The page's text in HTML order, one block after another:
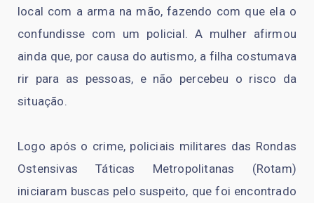
local com a arma na mão, fazendo com que ela o
confundisse com um policial. A mulher afirmou
ainda que, por causa do autismo, a filha costumava
rir para as pessoas, e não percebeu o risco da
situação.
Logo após o crime, policiais militares das Rondas
Ostensivas Táticas Metropolitanas (Rotam)
iniciaram buscas pelo suspeito, que foi encontrado